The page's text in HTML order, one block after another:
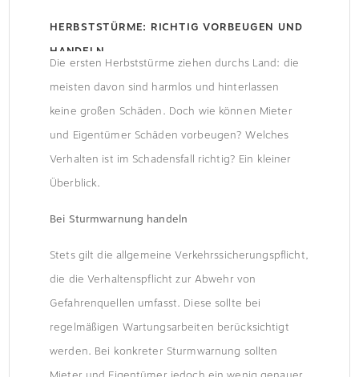
HERBSTSTÜRME: RICHTIG VORBEUGEN UND
HANDELN
Die ersten Herbststürme ziehen durchs Land: die
meisten davon sind harmlos und hinterlassen
keine großen Schäden. Doch wie können Mieter
und Eigentümer Schäden vorbeugen? Welches
Verhalten ist im Schadensfall richtig? Ein kleiner
Überblick.
Bei Sturmwarnung handeln
Stets gilt die allgemeine Verkehrssicherungspflicht,
die die Verhaltenspflicht zur Abwehr von
Gefahrenquellen umfasst. Diese sollte bei
regelmäßigen Wartungsarbeiten berücksichtigt
werden. Bei konkreter Sturmwarnung sollten